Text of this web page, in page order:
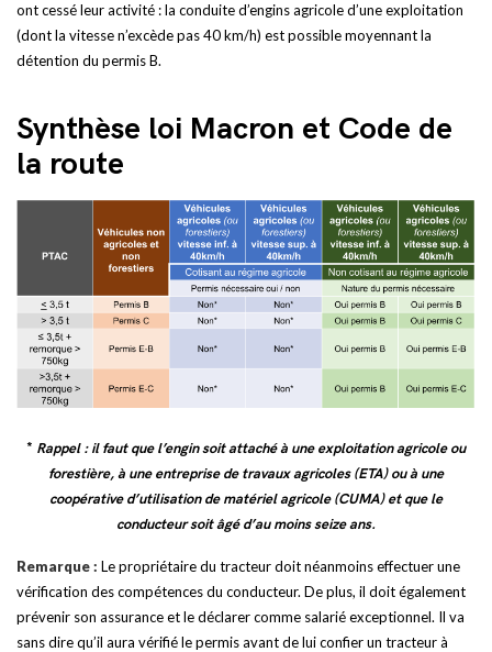
ont cessé leur activité : la conduite d’engins agricole d’une exploitation
(dont la vitesse n’excède pas 40 km/h) est possible moyennant la
détention du permis B.
Synthèse loi Macron et Code de
la route
* Rappel : il faut que l’engin soit attaché à une exploitation agricole ou
forestière, à une entreprise de travaux agricoles (ETA) ou à une
coopérative d’utilisation de matériel agricole (CUMA) et que le
conducteur soit âgé d’au moins seize ans.
Remarque : Le propriétaire du tracteur doit néanmoins effectuer une
vérification des compétences du conducteur. De plus, il doit également
prévenir son assurance et le déclarer comme salarié exceptionnel. Il va
sans dire qu’il aura vérifié le permis avant de lui confier un tracteur à